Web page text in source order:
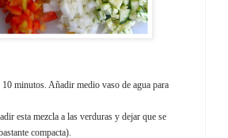
minutos. Añadir medio vaso de agua para
esta mezcla a las verduras y dejar que se
compacta).